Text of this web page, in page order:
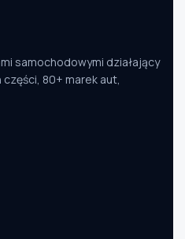
samochodowymi działający
80+ marek aut,